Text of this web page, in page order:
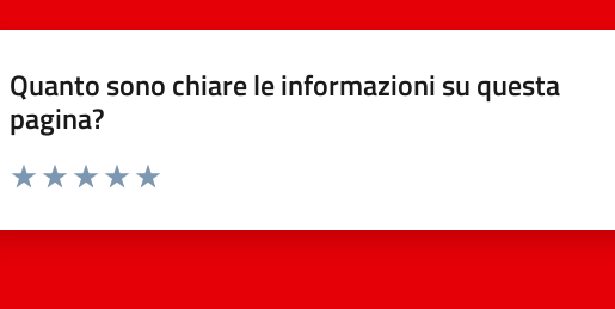
Quanto sono chiare le informazioni su questa
pagina?
Valuta da 1 a 5 stelle la pagina